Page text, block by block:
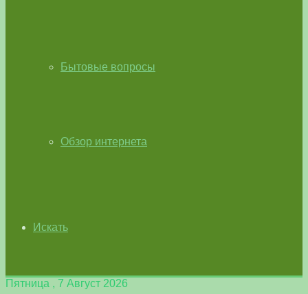
Бытовые вопросы
Обзор интернета
Искать
Пятница , 7 Август 2026